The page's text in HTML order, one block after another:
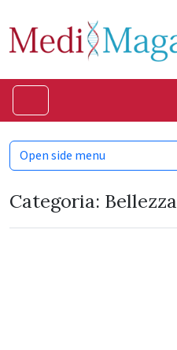
Categoria: Bellezza
Open side menu